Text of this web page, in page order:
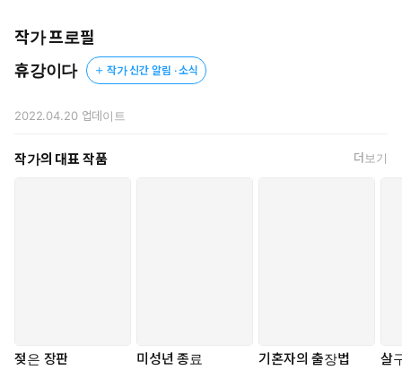
백치가 된 듯 뿌옇기만 한 머릿속으로 끄트머리가 각진 단어 하나
가 떠올랐다.
‘교미’. 최태건의 재촉에 도리 없이 혀끝으로 말을 올리자, 일순 모
보다 한결 까마득했다.
작가 프로필
휴강이다
작가 신간 알림 · 소식
2022.04.20업데이트
작가의 대표 작품 더보기
젖은 장판 미성년 종료 기혼자의 출장법 살